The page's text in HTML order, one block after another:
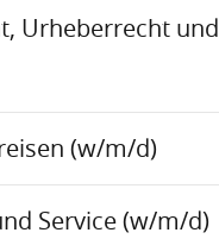
Urheberrecht und
(w/m/d)
Service (w/m/d)